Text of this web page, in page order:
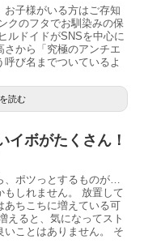
お子様がいる方はご存知
クのフタでお馴染みの保
ルドイドがSNSを中心に
から「究極のアンチエ
び名までついているよ
読む
イボがたくさん！
、ポツっとするものが…
もしれません。 放置して
あちこちに増えている可
えると、気になってスト
いことはありません。 そ